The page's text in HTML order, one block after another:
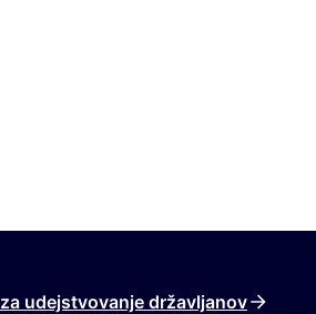
udejstvovanje državljanov